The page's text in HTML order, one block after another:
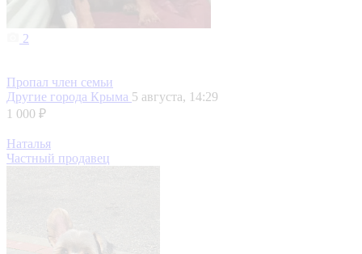
2
Пропал член семьи
Другие города Крыма 5 августа, 14:29
1 000 ₽
Наталья
Частный продавец